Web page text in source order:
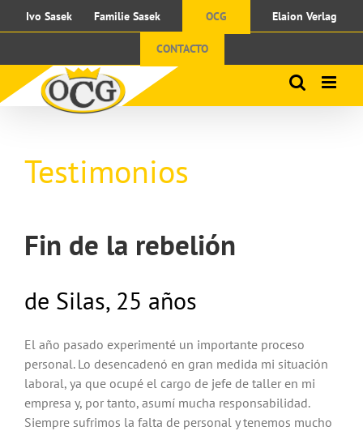
Inhalt
Ivo Sasek Familie Sasek OCG Elaion Verlag
CONTACTO
Testimonios
Fin de la rebelión
de Silas, 25 años
El año pasado experimenté un importante proceso
personal. Lo desencadenó en gran medida mi situación
laboral, ya que ocupé el cargo de jefe de taller en mi
empresa y, por tanto, asumí mucha responsabilidad.
Siempre sufrimos la falta de personal y tenemos mucho